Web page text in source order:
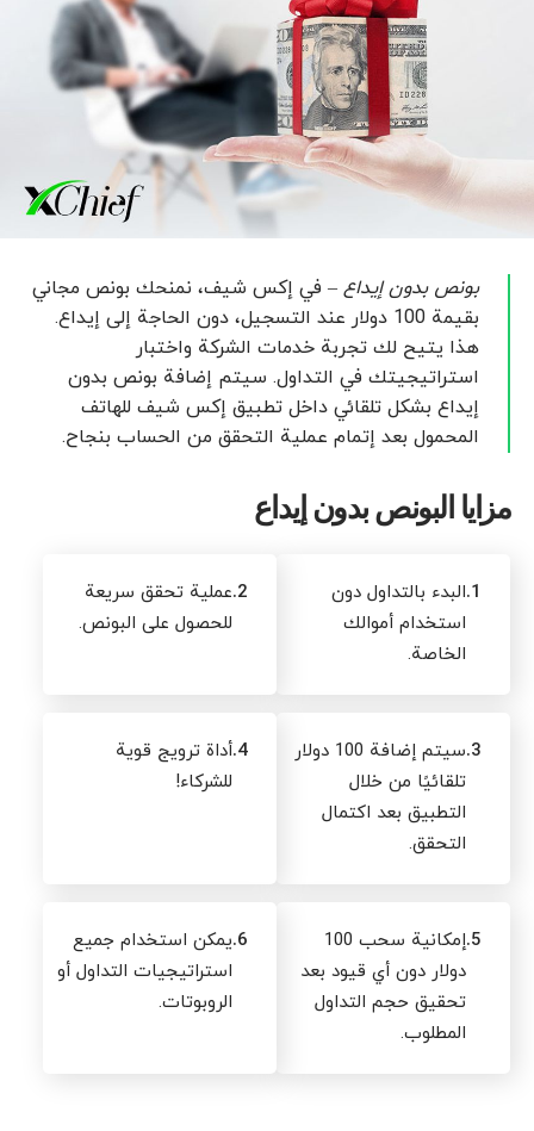
بونص بدون إيداع – في إكس شيف، نمنحك بونص مجاني
بقيمة 100 دولار عند التسجيل، دون الحاجة إلى إيداع.
هذا يتيح لك تجربة خدمات الشركة واختبار
استراتيجيتك في التداول. سيتم إضافة بونص بدون
إيداع بشكل تلقائي داخل تطبيق إكس شيف للهاتف
المحمول بعد إتمام عملية التحقق من الحساب بنجاح.
مزايا البونص بدون إيداع
1. البدء بالتداول دون
استخدام أموالك
الخاصة.
2. عملية تحقق سريعة
للحصول على البونص.
3.
سيتم إضافة 100 دولار
تلقائيًا من خلال
التطبيق بعد اكتمال
التحقق.
4. أداة ترويج قوية
للشركاء!
5.
إمكانية سحب 100
دولار دون أي قيود بعد
تحقيق حجم التداول
المطلوب.
6. يمكن استخدام جميع
استراتيجيات التداول أو
الروبوتات.